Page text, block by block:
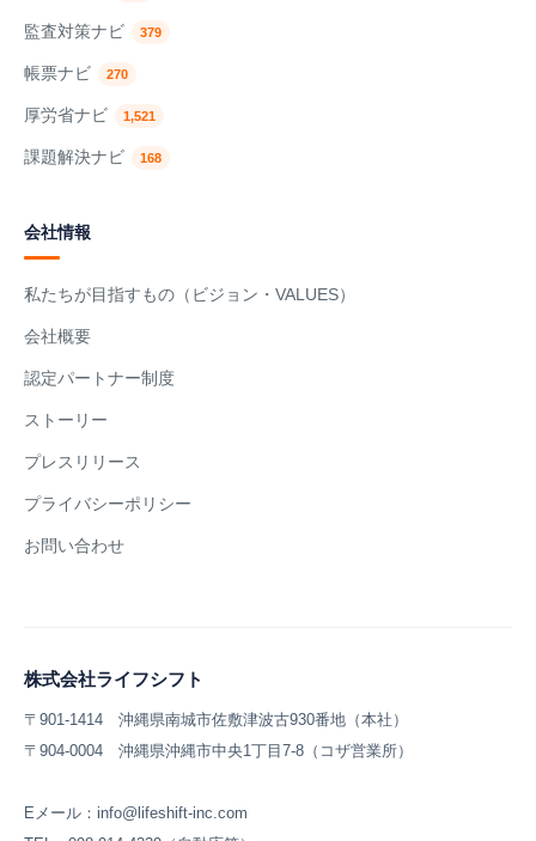
監査対策ナビ 379
帳票ナビ 270
厚労省ナビ 1,521
課題解決ナビ 168
会社情報
私たちが目指すもの（ビジョン・VALUES）
会社概要
認定パートナー制度
ストーリー
プレスリリース
プライバシーポリシー
お問い合わせ
株式会社ライフシフト
〒901-1414 沖縄県南城市佐敷津波古930番地（本社）
〒904-0004 沖縄県沖縄市中央1丁目7-8（コザ営業所）
Eメール：info@lifeshift-inc.com